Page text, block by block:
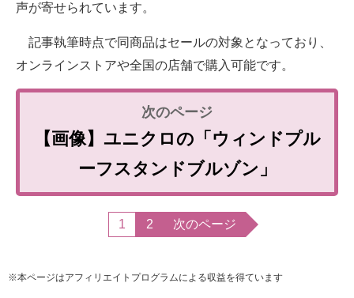
声が寄せられています。
記事執筆時点で同商品はセールの対象となっており、
オンラインストアや全国の店舗で購入可能です。
【画像】ユニクロの「ウィンドプル
ーフスタンドブルゾン」
1 2 次のページ
※本ページはアフィリエイトプログラムによる収益を得ています